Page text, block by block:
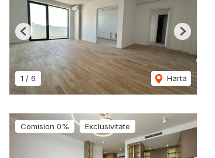
1 / 6 Harta
Previous Next
Comision 0% Exclusivitate